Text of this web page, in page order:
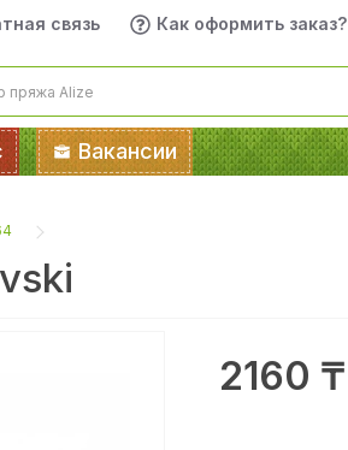
связь Как оформить заказ?
Вакансии
2160 ₸